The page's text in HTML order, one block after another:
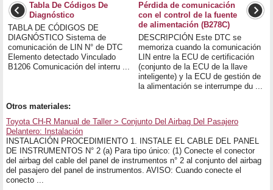
Tabla De Códigos De
Diagnóstico
TABLA DE CÓDIGOS DE
DIAGNÓSTICO Sistema de
comunicación de LIN N° de DTC
Elemento detectado Vinculado
B1206 Comunicación del interru ...
Pérdida de comunicación
con el control de la fuente
de alimentación (B278C)
DESCRIPCIÓN Este DTC se
memoriza cuando la comunicación
LIN entre la ECU de certificación
(conjunto de la ECU de la llave
inteligente) y la ECU de gestión de
la alimentación se interrumpe du ...
Otros materiales:
Toyota CH-R Manual de Taller > Conjunto Del Airbag Del Pasajero
Delantero: Instalación
INSTALACIÓN PROCEDIMIENTO 1. INSTALE EL CABLE DEL PANEL
DE INSTRUMENTOS N° 2 (a) Para tipo único: (1) Conecte el conector
del airbag del cable del panel de instrumentos n° 2 al conjunto del airbag
del pasajero del panel de instrumentos. AVISO: Cuando conecte el
conecto ...